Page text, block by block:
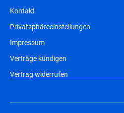
Kontakt
Privatsphäreeinstellungen
Impressum
Verträge kündigen
Vertrag widerrufen